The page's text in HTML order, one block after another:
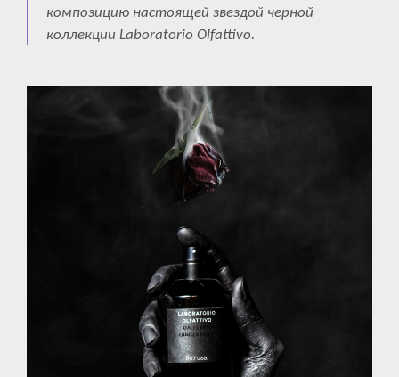
композицию настоящей звездой черной
коллекции Laboratorio Olfattivo.